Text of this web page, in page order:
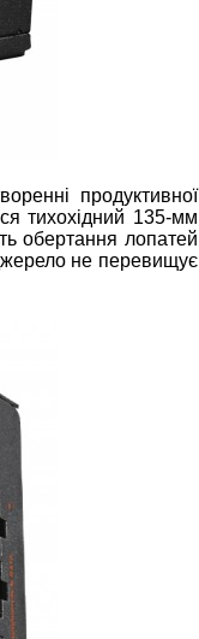
продуктивної
тихохідний 135-мм
обертання лопатей
не перевищує